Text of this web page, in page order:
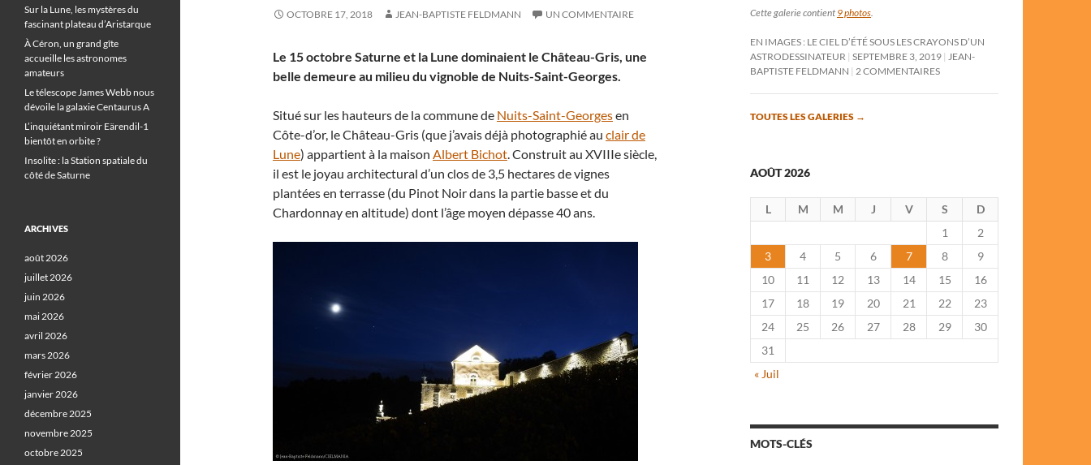
OCTOBRE 17, 2018 JEAN-BAPTISTE FELDMANN UN COMMENTAIRE
Le 15 octobre Saturne et la Lune dominaient le Château-Gris, une
belle demeure au milieu du vignoble de Nuits-Saint-Georges.
Situé sur les hauteurs de la commune de Nuits-Saint-Georgesen
Côte-d’or, le Château-Gris (que j’avais déjà photographié au clair de
Lune) appartient à la maison Albert Bichot. Construit au XVIIIe siècle,
il est le joyau architectural d’un clos de 3,5 hectares de vignes
plantées en terrasse (du Pinot Noir dans la partie basse et du
Chardonnay en altitude) dont l’âge moyen dépasse 40 ans.
Cette galerie contient 9 photos
EN IMAGES : LE CIEL D’ÉTÉ SOUS LES CRAYONS D’UN
ASTRODESSINATEUR SEPTEMBRE 3, 2019
JEAN-
BAPTISTE FELDMANN
2 COMMENTAIRES
TOUTES LES GALERIES →
AOÛT 2026
L M M J V S
D
1
2
3
4 5 6 7 8
9
10
11 12 13 14 15
16
17
18 19 20 21 22
23
24
25 26 27 28 29
30
31
« Juil
MOTS-CLÉS
Sur la Lune, les mystères du
fascinant plateau d’Aristarque
À Céron, un grand gîte
accueille les astronomes
amateurs
Le télescope James Webb nous
dévoile la galaxie Centaurus A
L’inquiétant miroir Eärendil-1
bientôt en orbite ?
Insolite : la Station spatiale du
côté de Saturne
ARCHIVES
août 2026
juillet 2026
juin 2026
mai 2026
avril 2026
mars 2026
février 2026
janvier 2026
décembre 2025
novembre 2025
octobre 2025